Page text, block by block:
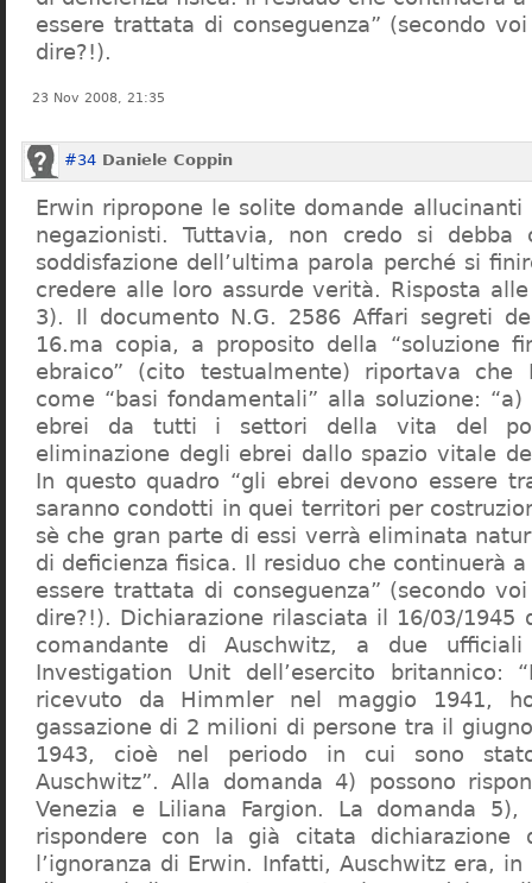
essere trattata di conseguenza” (secondo
dire?!).
23 Nov 2008, 21:35
#34 Daniele Coppin
Erwin ripropone le solite domande
negazionisti. Tuttavia, non credo si debba
soddisfazione dell’ultima parola perché si
credere alle loro assurde verità. Risposta
3). Il documento N.G. 2586 Affari segreti
16.ma copia, a proposito della “soluzione
ebraico” (cito testualmente) riportava che
come “basi fondamentali” alla soluzione:
ebrei da tutti i settori della vita del
eliminazione degli ebrei dallo spazio vitale
In questo quadro “gli ebrei devono essere
saranno condotti in quei territori per
sè che gran parte di essi verrà eliminata
di deficienza fisica. Il residuo che continuerà
essere trattata di conseguenza” (secondo
dire?!). Dichiarazione rilasciata il 16/03/1945
comandante di Auschwitz, a due
Investigation Unit dell’esercito britannico:
ricevuto da Himmler nel maggio 1941,
gassazione di 2 milioni di persone tra il
1943, cioè nel periodo in cui sono
Auschwitz”. Alla domanda 4) possono
Venezia e Liliana Fargion. La domanda
rispondere con la già citata dichiarazione
l’ignoranza di Erwin. Infatti, Auschwitz era,